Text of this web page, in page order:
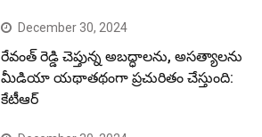
December 30, 2024
రేవంత్ రెడ్డి చెప్తున్న అబద్ధాలను, అసత్యాలను
మీడియా యథాతథంగా ప్రచురితం చేస్తుంది:
కేటీఆర్